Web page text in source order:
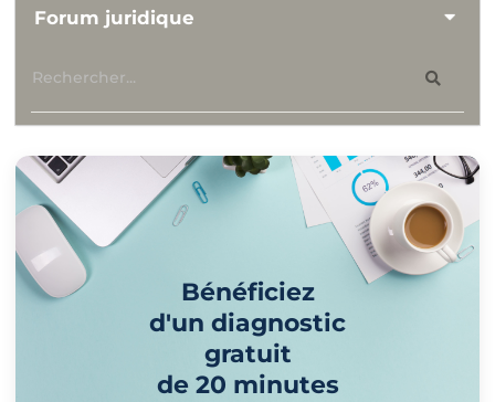
Forum juridique
Bénéficiez
d'un diagnostic
gratuit
de 20 minutes